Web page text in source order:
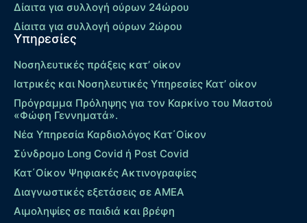
Δίαιτα για συλλογή ούρων 24ώρου
Δίαιτα για συλλογή ούρων 2ώρου
Υπηρεσίες
Νοσηλευτικές πράξεις κατ’ οίκον
Ιατρικές και Νοσηλευτικές Υπηρεσίες Κατ’ οίκον
Πρόγραμμα Πρόληψης για τον Καρκίνο του Μαστού
«Φώφη Γεννηματά».
Νέα Υπηρεσία Καρδιολόγος Kατ΄Οίκον
Σύνδρομο Long Covid ή Post Covid
Κατ΄Οίκον Ψηφιακές Ακτινογραφίες
Διαγνωστικές εξετάσεις σε ΑΜΕΑ
Αιμοληψίες σε παιδιά και βρέφη